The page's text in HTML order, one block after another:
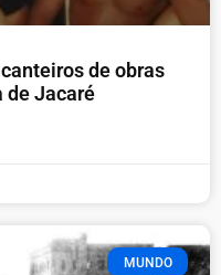
canteiros de obras
de Jacaré
MUNDO